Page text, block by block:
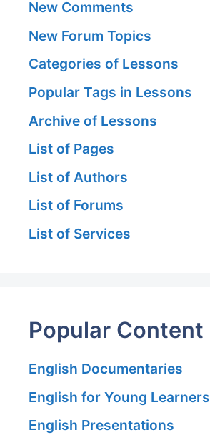
New Comments
New Forum Topics
Categories of Lessons
Popular Tags in Lessons
Archive of Lessons
List of Pages
List of Authors
List of Forums
List of Services
Popular Content
English Documentaries
English for Young Learners
English Presentations